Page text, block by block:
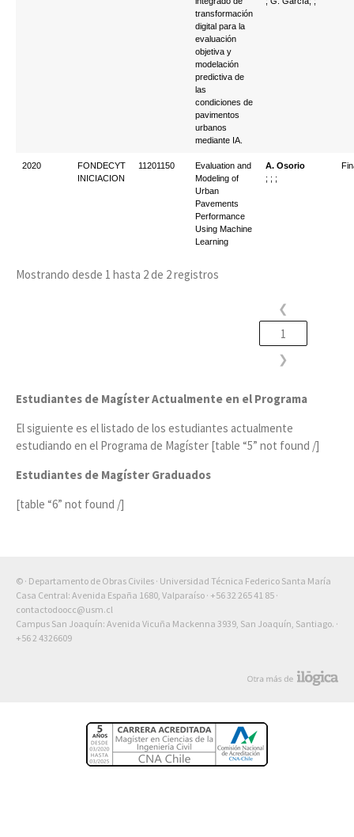
transformación
digital para la
evaluación
objetiva y
modelación
predictiva de
las
condiciones de
pavimentos
urbanos
mediante IA.
2020
FONDECYT
INICIACION
11201150
Evaluation and
Modeling of
Urban
Pavements
Performance
Using Machine
Learning
A. Osorio
; ; ;
Mostrando desde 1 hasta 2 de 2 registros
❮
1
❯
Estudiantes de Magíster Actualmente en el Programa
El siguiente es el listado de los estudiantes actualmente
estudiando en el Programa de Magíster [table “5” not found /]
Estudiantes de Magíster Graduados
[table “6” not found /]
© · Departamento de Obras Civiles · Universidad Técnica Federico Santa María
Casa Central: Avenida España 1680, Valparaíso · +56 32 265 41 85 ·
contactodoocc@usm.cl
Campus San Joaquín: Avenida Vicuña Mackenna 3939, San Joaquín, Santiago. ·
+56 2 4326609